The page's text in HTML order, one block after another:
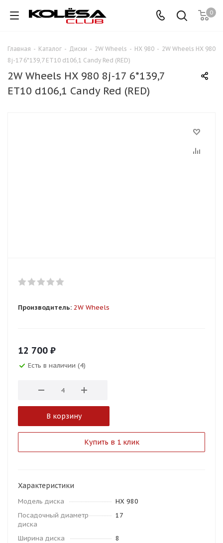
0
Главная - Каталог - Диски - 2W Wheels - HX 980 - 2W Wheels HX 980
8j-17 6*139,7 ET10 d106,1 Candy Red (RED)
2W Wheels HX 980 8j-17 6*139,7
ET10 d106,1 Candy Red (RED)
Производитель: 2W Wheels
12 700 ₽
Есть в наличии (4)
В корзину
Купить в 1 клик
Характеристики
Модель диска
HX 980
Посадочный диаметр
диска
17
Ширина диска
8